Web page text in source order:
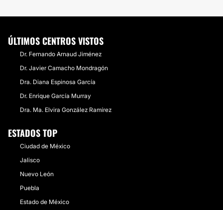
ÚLTIMOS CENTROS VISTOS
Dr. Fernando Arnaud Jiménez
Dr. Javier Camacho Mondragón
Dra. Diana Espinosa García
Dr. Enrique García Murray
Dra. Ma. Elvira González Ramírez
ESTADOS TOP
Ciudad de México
Jalisco
Nuevo León
Puebla
Estado de México